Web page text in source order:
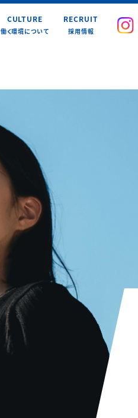
CULTURE
働く環境について
RECRUIT
採用情報